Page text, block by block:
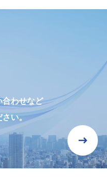
合わせなど
さい。